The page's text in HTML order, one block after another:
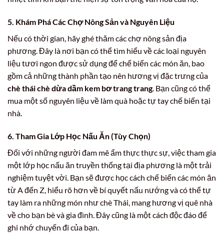
5. Khám Phá Các Chợ Nông Sản và Nguyên Liệu
Nếu có thời gian, hãy ghé thăm các chợ nông sản địa
phương. Đây là nơi bạn có thể tìm hiểu về các loại nguyên
liệu tươi ngon được sử dụng để chế biến các món ăn, bao
gồm cả những thành phần tạo nên hương vị đặc trưng của
chè thái chè dừa dầm kem bơ trang trang. Bạn cũng có thể
mua một số nguyên liệu về làm quà hoặc tự tay chế biến tại
nhà.
6. Tham Gia Lớp Học Nấu Ăn (Tùy Chọn)
Đối với những người đam mê ẩm thực thực sự, việc tham gia
một lớp học nấu ăn truyền thống tại địa phương là một trải
nghiệm tuyệt vời. Bạn sẽ được học cách chế biến các món ăn
từ A đến Z, hiểu rõ hơn về bí quyết nấu nướng và có thể tự
tay làm ra những món như chè Thái, mang hương vị quê nhà
về cho bạn bè và gia đình. Đây cũng là một cách độc đáo để
ghi nhớ chuyến đi của bạn.